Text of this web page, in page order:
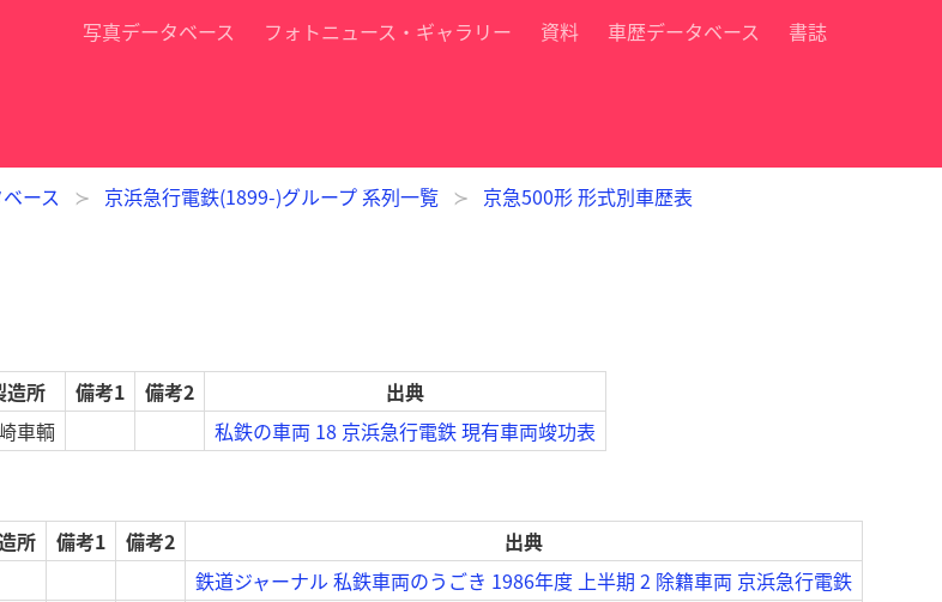
写真データベース フォトニュース・ギャラリー 資料 車歴データベース 書誌
ース 京浜急行電鉄(1899-)グループ 系列一覧
京急500形 形式別車歴表
造所 備考1 備考2
出典
車輌 私鉄の車両 18 京浜急行電鉄 現有車両竣功表
所 備考1 備考2
出典
鉄道ジャーナル 私鉄車両のうごき 1986年度 上半期 2 除籍車両 京浜急行電鉄